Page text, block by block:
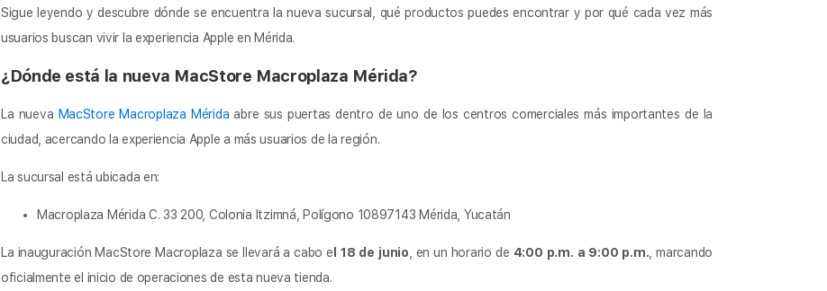
Sigue leyendo y descubre dónde se encuentra la nueva sucursal, qué productos puedes encontrar y por qué cada vez más
usuarios buscan vivir la experiencia Apple en Mérida.
¿Dónde está la nueva MacStore Macroplaza Mérida?
La nueva MacStore Macroplaza Mérida abre sus puertas dentro de uno de los centros comerciales más importantes de la
ciudad, acercando la experiencia Apple a más usuarios de la región.
La sucursal está ubicada en:
Macroplaza Mérida C. 33 200, Colonia Itzimná, Polígono 10897143 Mérida, Yucatán
La inauguración MacStore Macroplaza se llevará a cabo e l 18 de junio , en un horario de 4:00 p.m. a 9:00 p.m. , marcando
oficialmente el inicio de operaciones de esta nueva tienda.